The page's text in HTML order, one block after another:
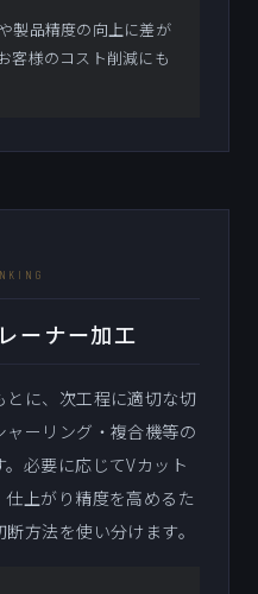
製品精度の向上に差が
客様のコスト削減にも
ーナー加工
とに、次工程に適切な切
ーリング・複合機等の
必要に応じてVカット
上がり精度を高めるた
方法を使い分けます。